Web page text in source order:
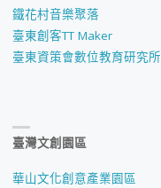
鐵花村音樂聚落
臺東創客TT Maker
臺東資策會數位教育研究所
臺灣文創園區
華山文化創意產業園區